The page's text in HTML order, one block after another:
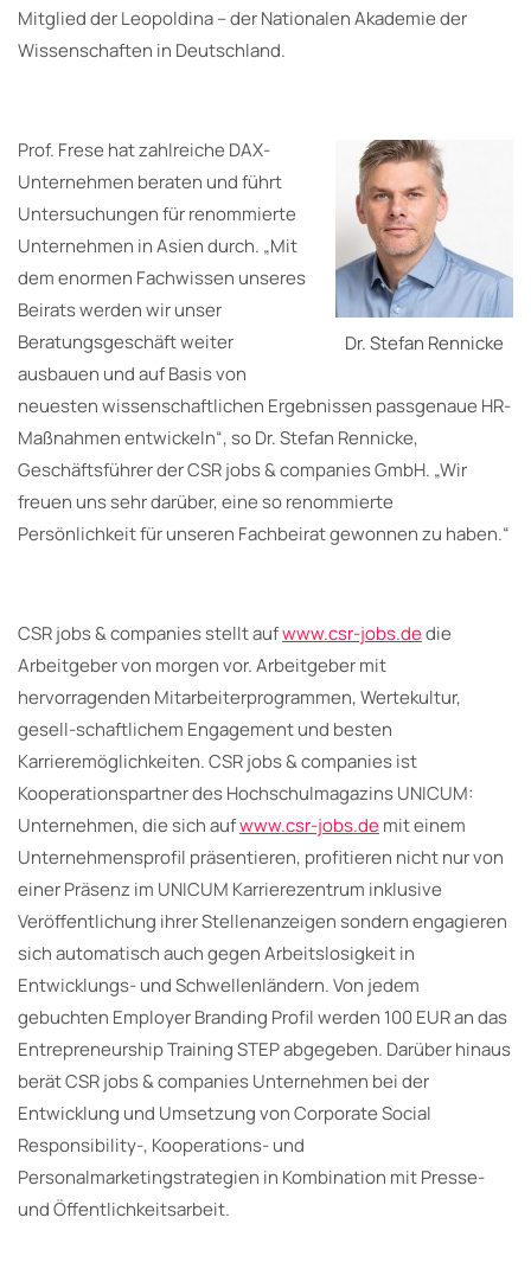
Mitglied der Leopoldina – der Nationalen Akademie der
Wissenschaften in Deutschland.
Dr. Stefan Rennicke
Prof. Frese hat zahlreiche DAX-
Unternehmen beraten und führt
Untersuchungen für renommierte
Unternehmen in Asien durch. „Mit
dem enormen Fachwissen unseres
Beirats werden wir unser
Beratungsgeschäft weiter
ausbauen und auf Basis von
neuesten wissenschaftlichen Ergebnissen passgenaue HR-
Maßnahmen entwickeln“, so Dr. Stefan Rennicke,
Geschäftsführer der CSR jobs & companies GmbH. „Wir
freuen uns sehr darüber, eine so renommierte
Persönlichkeit für unseren Fachbeirat gewonnen zu haben.“
CSR jobs & companies stellt aufwww.csr-jobs.dedie
Arbeitgeber von morgen vor. Arbeitgeber mit
hervorragenden Mitarbeiterprogrammen, Wertekultur,
gesell-schaftlichem Engagement und besten
Karrieremöglichkeiten. CSR jobs & companies ist
Kooperationspartner des Hochschulmagazins UNICUM:
Unternehmen, die sich aufwww.csr-jobs.demit einem
Unternehmensprofil präsentieren, profitieren nicht nur von
einer Präsenz im UNICUM Karrierezentrum inklusive
Veröffentlichung ihrer Stellenanzeigen sondern engagieren
sich automatisch auch gegen Arbeitslosigkeit in
Entwicklungs- und Schwellenländern. Von jedem
gebuchten Employer Branding Profil werden 100 EUR an das
Entrepreneurship Training STEP abgegeben. Darüber hinaus
berät CSR jobs & companies Unternehmen bei der
Entwicklung und Umsetzung von Corporate Social
Responsibility-, Kooperations- und
Personalmarketingstrategien in Kombination mit Presse-
und Öffentlichkeitsarbeit.